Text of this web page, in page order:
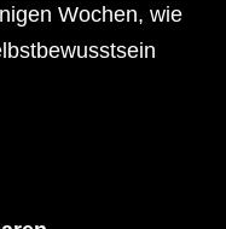
Wochen, wie